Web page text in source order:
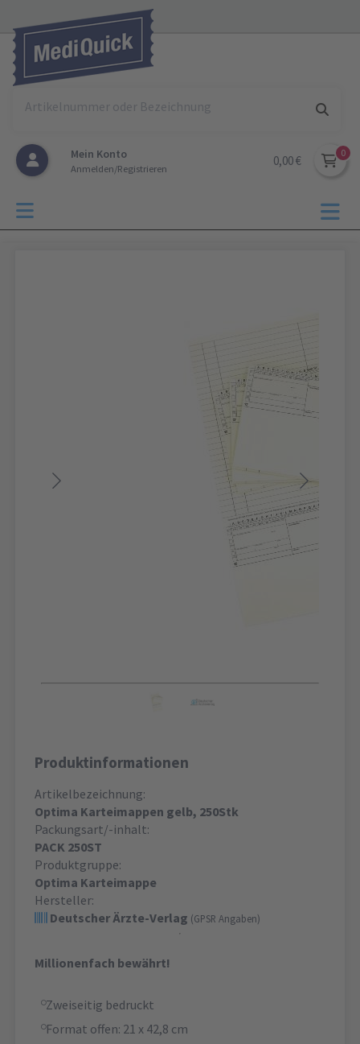
Mein Konto
Anmelden/Registrieren
0,00 €
Produktinformationen
Artikelbezeichnung:
Optima Karteimappen gelb, 250Stk
Packungsart/-inhalt:
PACK 250ST
Produktgruppe:
Optima Karteimappe
Hersteller:
Deutscher Ärzte-Verlag (GPSR Angaben)
Millionenfach bewährt!
Zweiseitig bedruckt
Format offen: 21 x 42,8 cm